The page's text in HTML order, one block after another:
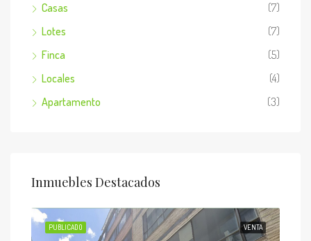
Casas
(7)
Lotes
(7)
Finca
(5)
Locales
(4)
Apartamento
(3)
Inmuebles Destacados
VENTA
PUBLICADO